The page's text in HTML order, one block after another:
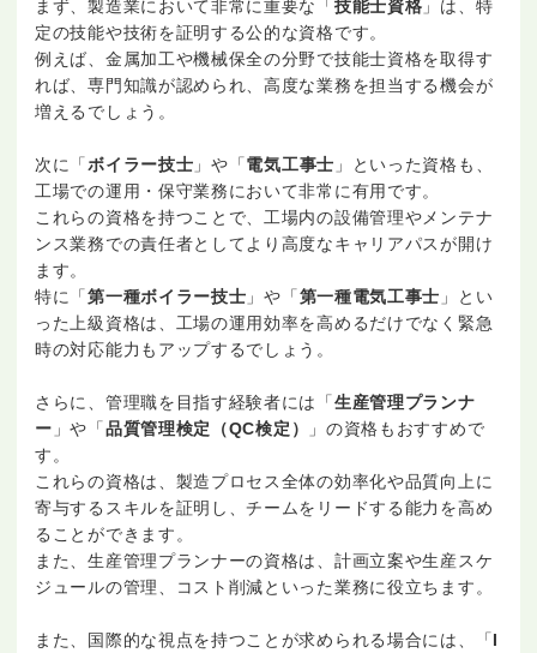
まず、製造業において非常に重要な「技能士資格 」は、特
定の技能や技術を証明する公的な資格です。
例えば、金属加工や機械保全の分野で技能士資格を取得す
れば、専門知識が認められ、高度な業務を担当する機会が
増えるでしょう。
次に「 ボイラー技士 」や「電気工事士 」といった資格も、
工場での運用・保守業務において非常に有用です。
これらの資格を持つことで、工場内の設備管理やメンテナ
ンス業務での責任者としてより高度なキャリアパスが開け
ます。
特に「第一種ボイラー技士 」や「第一種電気工事士 」とい
った上級資格は、工場の運用効率を高めるだけでなく緊急
時の対応能力もアップするでしょう。
さらに、管理職を目指す経験者には「生産管理プランナ
ー 」や「品質管理検定（QC検定）
」の資格もおすすめで
す。
これらの資格は、製造プロセス全体の効率化や品質向上に
寄与するスキルを証明し、チームをリードする能力を高め
ることができます。
また、生産管理プランナーの資格は、計画立案や生産スケ
ジュールの管理、コスト削減といった業務に役立ちます。
また、国際的な視点を持つことが求められる場合には、「I